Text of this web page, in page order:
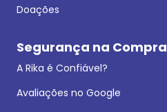
Doações
Segurança na Compra
A Rika é Confiável?
Avaliações no Google